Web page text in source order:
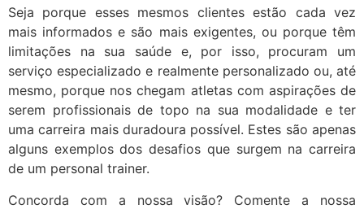
Seja porque esses mesmos clientes estão cada vez
mais informados e são mais exigentes, ou porque têm
limitações na sua saúde e, por isso, procuram um
serviço especializado e realmente personalizado ou, até
mesmo, porque nos chegam atletas com aspirações de
serem profissionais de topo na sua modalidade e ter
uma carreira mais duradoura possível. Estes são apenas
alguns exemplos dos desafios que surgem na carreira
de um personal trainer.
Concorda com a nossa visão? Comente a nossa